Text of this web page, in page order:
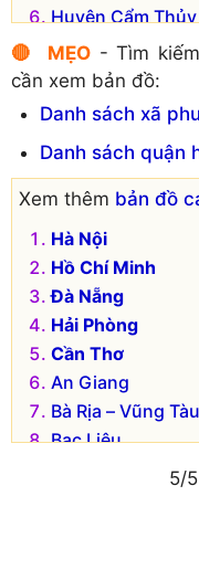
Huyện Cẩm Thủy
Huyện Đông Sơn
Huyện Hà Trung
Huyện Hậu Lộc
Huyện Hoằng Hóa
Huyện Lang
Huyện Mường
Huyện Ngọc Lặc
🔴 MẸO- Tìm kiếm
cần xem bản đồ:
Danh sách xã
Danh sách quận
Xem thêm bản đồ
Hà Nội
Hồ Chí Minh
Đà Nẵng
Hải Phòng
Cần Thơ
An Giang
Bà Rịa – Vũng Tàu
Bạc Liêu
5/